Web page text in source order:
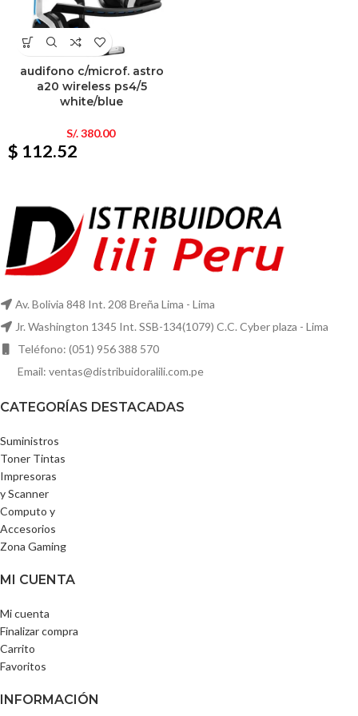
audifono c/microf. astro
a20 wireless ps4/5
white/blue
S/.380.00
$ 112.52
Av. Bolivia 848 Int. 208 Breña Lima - Lima
Jr. Washington 1345 Int. SSB-134(1079) C.C. Cyber plaza - Lima
Teléfono: (051) 956 388 570
Email: ventas@distribuidoralili.com.pe
CATEGORÍAS DESTACADAS
Suministros
Toner Tintas
Impresoras
y Scanner
Computo y
Accesorios
Zona Gaming
MI CUENTA
Mi cuenta
Finalizar compra
Carrito
Favoritos
INFORMACIÓN